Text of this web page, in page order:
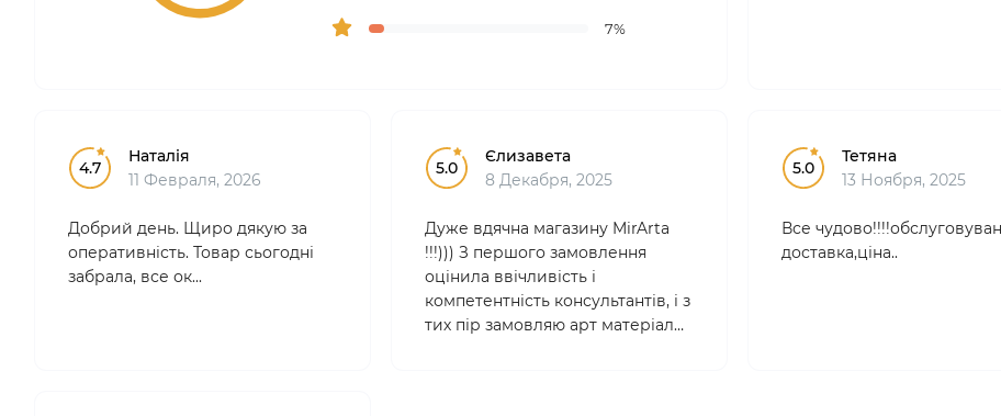
7%
4.7
Наталія
11 Февраля, 2026
Добрий день. Щиро дякую за
оперативність. Товар сьогодні
забрала, все ок...
5.0
Єлизавета
8 Декабря, 2025
Дуже вдячна магазину MirArta
!!!))) З першого замовлення
оцінила ввічливість і
компетентність консультантів, і з
тих пір замовляю арт матеріали
5.0
Тетяна
13 Ноября, 2025
Все
доставка,ціна..